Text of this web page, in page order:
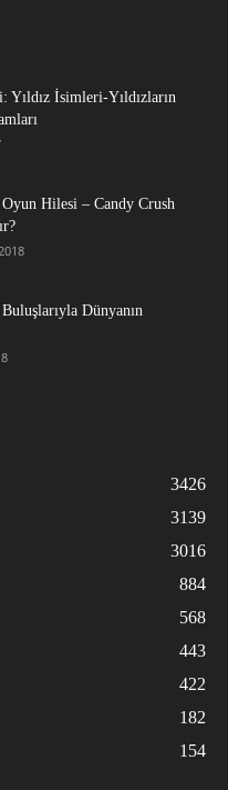
Yıldız İsimleri-Yıldızların
Oyun Hilesi – Candy Crush
Dünyanın
3426
3139
3016
884
568
443
422
182
154